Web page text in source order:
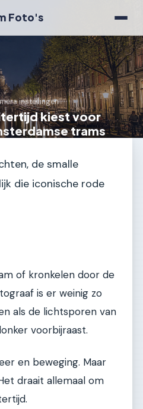
Foto's
instellingen
kiest voor
trams
de smalle
die iconische rode
of kronkelen door de
is er weinig zo
als de lichtsporen van
voorbijraast.
en beweging. Maar
draait allemaal om